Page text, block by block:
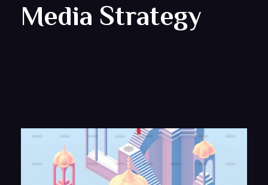
Media Strategy